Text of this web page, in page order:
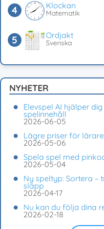
Klockan
Matematik
Ordjakt
Svenska
NYHETER
Elevspel AI hjälper
spelinnehåll
2026-06-05
Lägre priser för
2026-05-06
Spela spel med
2026-05-04
Ny speltyp: Sortera –
släpp
2026-04-17
Nu kan du följa dina
2026-02-18